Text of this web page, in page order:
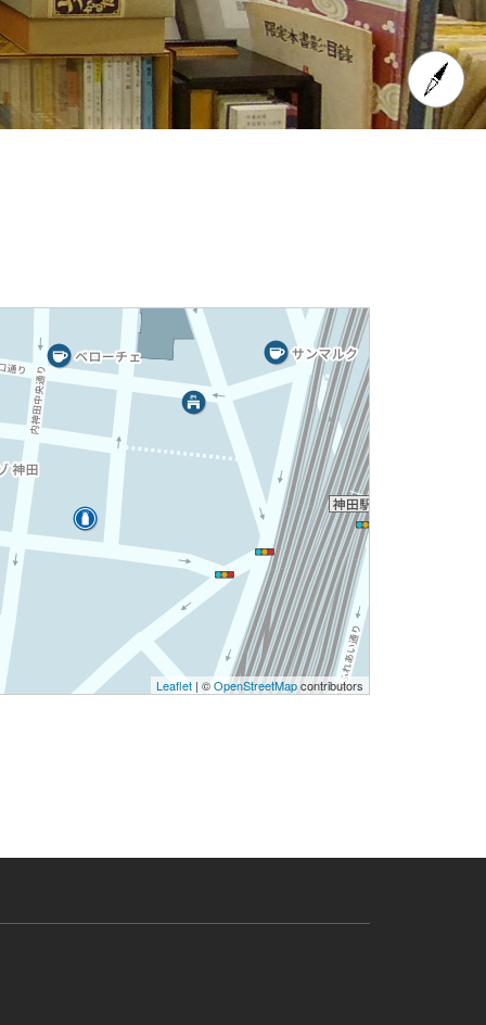
Leaflet | ©OpenStreetMapcontributors